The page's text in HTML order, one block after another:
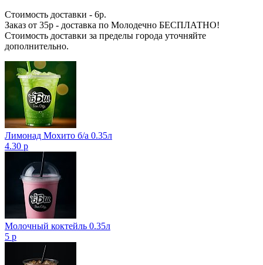
Стоимость доставки - 6р.
Заказ от 35р - доставка по Молодечно БЕСПЛАТНО!
Стоимость доставки за пределы города уточняйте
дополнительно.
Лимонад Мохито б/а 0.35л
4.30 р
Молочный коктейль 0.35л
5 р